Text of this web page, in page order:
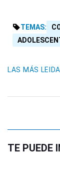
TEMAS:
LAS MÁS
TE PUEDE